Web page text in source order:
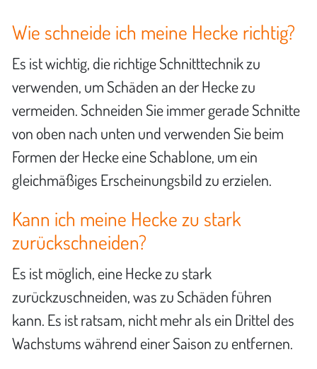
Wie schneide ich meine Hecke richtig?
Es ist wichtig, die richtige Schnitttechnik zu
verwenden, um Schäden an der Hecke zu
vermeiden. Schneiden Sie immer gerade Schnitte
von oben nach unten und verwenden Sie beim
Formen der Hecke eine Schablone, um ein
gleichmäßiges Erscheinungsbild zu erzielen.
Kann ich meine Hecke zu stark
zurückschneiden?
Es ist möglich, eine Hecke zu stark
zurückzuschneiden, was zu Schäden führen
kann. Es ist ratsam, nicht mehr als ein Drittel des
Wachstums während einer Saison zu entfernen.